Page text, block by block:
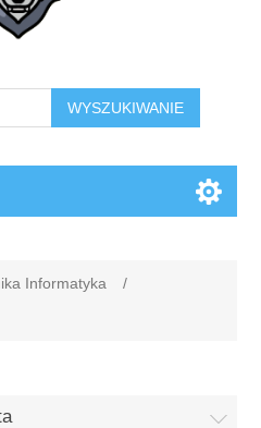
WYSZUKIWANIE
Informatyka
/